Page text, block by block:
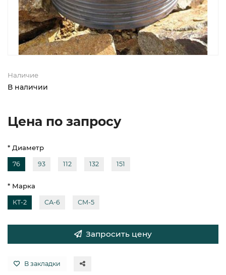
Наличие
В наличии
Цена по запросу
* Диаметр
76 93 112 132 151
* Марка
КТ-2 СА-6 СМ-5
Запросить цену
В закладки